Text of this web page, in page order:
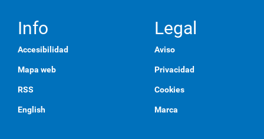
Info
Accesibilidad
Mapa web
RSS
English
Legal
Aviso
Privacidad
Cookies
Marca